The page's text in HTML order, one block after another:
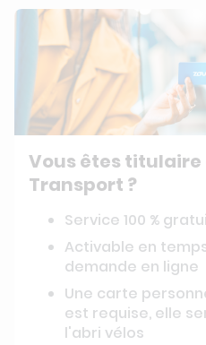
Vous êtes
Transport ?
Service 100 %
Activable en
demande en ligne
Une carte
est requise, elle
l'abri vélos